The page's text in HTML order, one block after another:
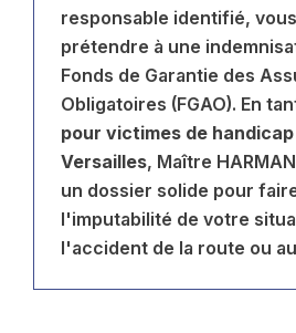
responsable identifié,
prétendre à une
Fonds de Garantie des
Obligatoires (FGAO). En
pour victimes de
Versailles, Maître
un dossier solide pour
l'imputabilité de votre
l'accident de la route ou